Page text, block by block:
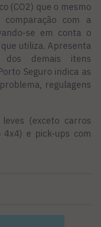
(CO2) que o mesmo
com a
se em conta o
utiliza. Apresenta
dos demais itens
Seguro indica as
regulagens
(exceto carros
e pick-ups com